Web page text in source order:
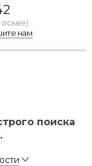
нам
поиска